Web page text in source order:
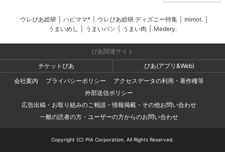
ウレぴあ総研 ハピママ* ウレぴあ総研 ディズニー特集 mimot.
うまいめし
うまいパン うまい肉 Medery.
ぴあ関連サイト
チケットぴあ
ぴあ(アプリ&Web)
会社案内
プライバシーポリシー
アクセスデータの利用・著作権等
外部送信ポリシー
広告出稿・お取り組みのご相談・情報掲載・その他お問い合わせ
一般の読者の方・ユーザーの方からのお問い合わせ
Copyright (C) PIA Corporation. All Rights Reserved.